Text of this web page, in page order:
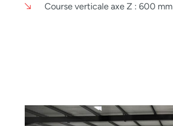
Course verticale axe Z : 600 mm